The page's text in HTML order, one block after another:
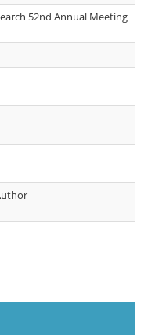
52nd Annual Meeting